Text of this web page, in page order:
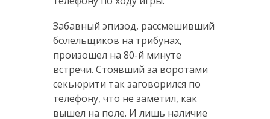
Забавный эпизод, рассмешивший
болельщиков на трибунах,
произошел на 80-й минуте
встречи. Стоявший за воротами
секьюрити так заговорился по
телефону, что не заметил, как
вышел на поле. И лишь наличие